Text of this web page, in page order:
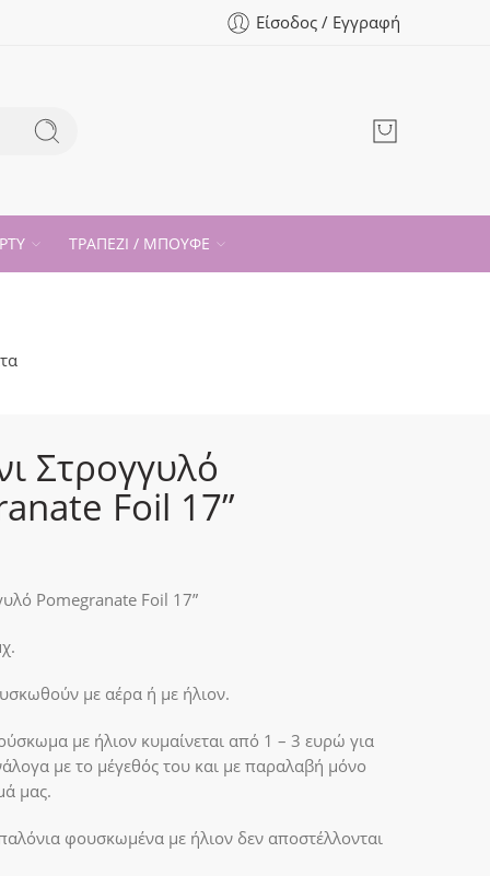
Είσοδος / Εγγραφή
ΤΡΑΠΕΖΙ / ΜΠΟΥΦΕ
Στρογγυλό
Foil 17”
Pomegranate Foil 17”
με αέρα ή με ήλιον.
με ήλιον κυμαίνεται από 1 – 3 ευρώ για
με το μέγεθός του και με παραλαβή μόνο
μας.
φουσκωμένα με ήλιον δεν αποστέλλονται